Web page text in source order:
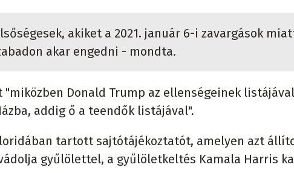
akiket a 2021. január 6-i zavargások
akar engedni - mondta.
"miközben Donald Trump az ellenségeinek
addig ő a teendők listájával".
tartott sajtótájékoztatót, amelyen azt
gyűlölettel, a gyűlöletkeltés Kamala Harris